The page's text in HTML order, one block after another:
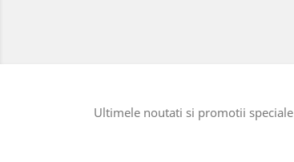
Ultimele noutati si promotii speciale